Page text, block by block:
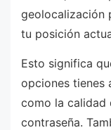
geolocalización
tu posición
Esto significa
opciones tienes
como la calidad
contraseña.